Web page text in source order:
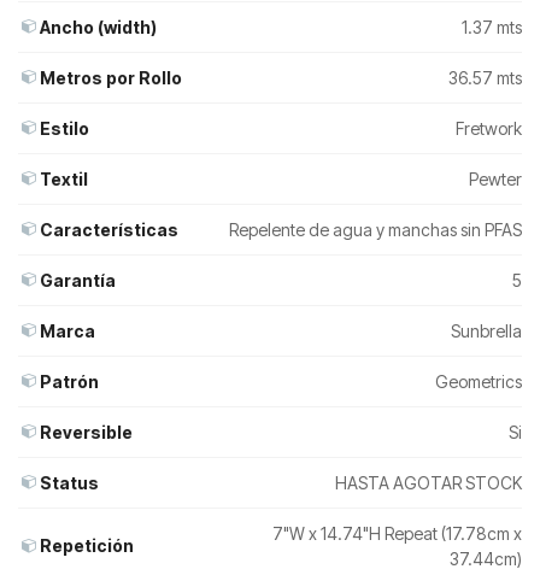
Ancho (width) 1.37 mts
Metros por Rollo 36.57 mts
Estilo Fretwork
Textil Pewter
Características Repelente de agua y manchas sin PFAS
Garantía 5
Marca Sunbrella
Patrón Geometrics
Reversible Si
Status HASTA AGOTAR STOCK
Repetición
7"W x 14.74"H Repeat (17.78cm x
37.44cm)